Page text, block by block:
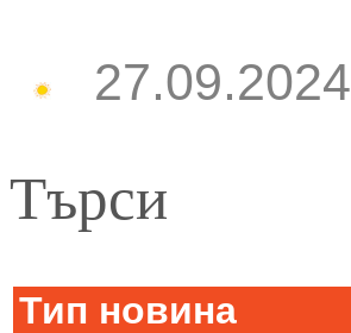
27.09.2024
Търси
Тип новина